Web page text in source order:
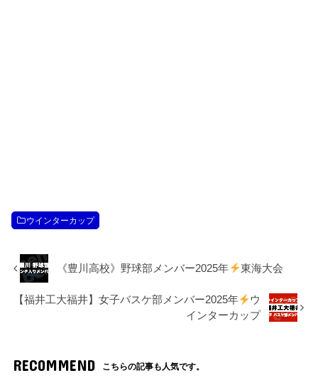
ウインターカップ
《豊川高校》野球部メンバー2025年 東海大会
【福井工大福井】女子バスケ部メンバー2025年
ウ
インターカップ
RECOMMEND こちらの記事も人気です。